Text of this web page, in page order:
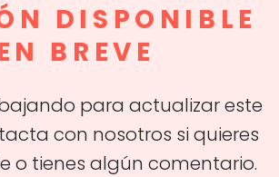
DISPONIBLE
BREVE
para actualizar este
con nosotros si quieres
o tienes algún comentario.